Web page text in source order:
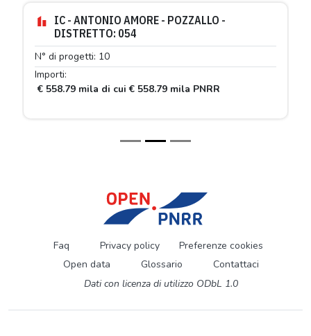
IC - ANTONIO AMORE - POZZALLO -
DISTRETTO: 054
N° di progetti: 10
Importi:
€ 558.79 mila di cui € 558.79 mila PNRR
Faq Privacy policy
Preferenze cookies
Open data
Glossario
Contattaci
Dati con licenza di utilizzo ODbL 1.0